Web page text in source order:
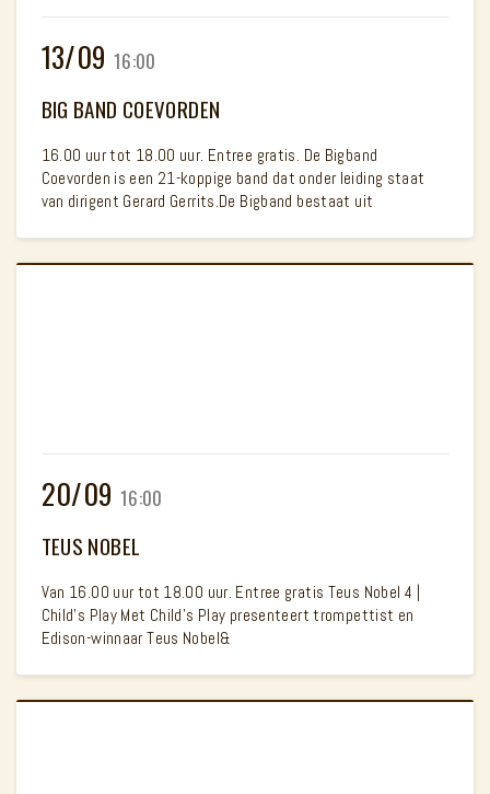
13/09 16:00
BIG BAND COEVORDEN
16.00 uur tot 18.00 uur. Entree gratis. De Bigband
Coevorden is een 21-koppige band dat onder leiding staat
van dirigent Gerard Gerrits.De Bigband bestaat uit
20/09 16:00
TEUS NOBEL
Van 16.00 uur tot 18.00 uur. Entree gratis Teus Nobel 4 |
Child's Play Met Child's Play presenteert trompettist en
Edison-winnaar Teus Nobel&